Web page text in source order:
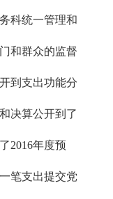
科统一管理和
和群众的监督
到支出功能分
决算公开到了
2016年度预
笔支出提交党